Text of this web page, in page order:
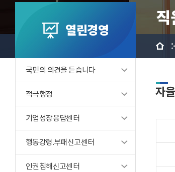
열린경영
국민의 의견을 듣습니다
적극행정
기업성장응답센터
행동강령.부패신고센터
인권침해신고센터
직
홈
자